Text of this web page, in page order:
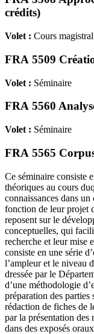
crédits)
Volet : Cours magistral
FRA 5509
Volet : Séminaire
FRA 5560
Volet : Séminaire
FRA 5565
Ce séminaire consiste
théoriques au cours
connaissances dans
fonction de leur projet
reposent sur le
conceptuelles, qui
recherche et leur mise
consiste en une série
l’ampleur et le niveau
dressée par le
d’une méthodologie
préparation des parties
rédaction de fiches de
par la présentation des
dans des exposés